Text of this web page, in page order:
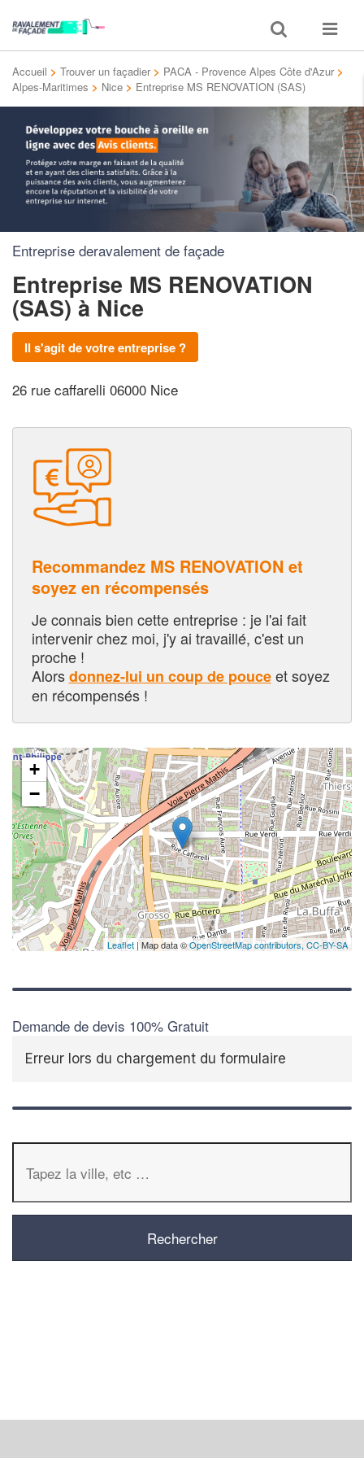
Toggle
search
Toggle
Accueil > Trouver un façadier > PACA - Provence Alpes Côte d'Azur >
Alpes-Maritimes > Nice > Entreprise MS RENOVATION (SAS)
Entreprise deravalement de façade
Entreprise MS RENOVATION
(SAS)à Nice
Il s'agit de votre entreprise ?
26 rue caffarelli 06000 Nice
Recommandez MS RENOVATION et
soyez en récompensés
Je connais bien cette entreprise : je l'ai fait
intervenir chez moi, j'y ai travaillé, c'est un
proche !
Alorsdonnez-lui un coup de pouceet soyez
en récompensés !
+
−
Leaflet | Map data ©OpenStreetMap contributors, CC-BY-SA
Demande de devis 100% Gratuit
Erreur lors du chargement du formulaire